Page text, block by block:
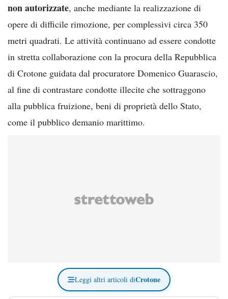
non autorizzate, anche mediante la realizzazione di
opere di difficile rimozione, per complessivi circa 350
metri quadrati. Le attività continuano ad essere condotte
in stretta collaborazione con la procura della Repubblica
di Crotone guidata dal procuratore Domenico Guarascio,
al fine di contrastare condotte illecite che sottraggono
alla pubblica fruizione, beni di proprietà dello Stato,
come il pubblico demanio marittimo.
Leggi altri articoli diCrotone